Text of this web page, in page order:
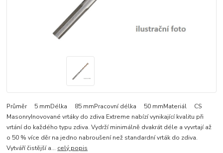
Průměr 5 mmDélka 85 mmPracovní délka 50 mmMateriál CS
MasonryInovované vrtáky do zdiva Extreme nabízí vynikající kvalitu při
vrtání do každého typu zdiva. Vydrží minimálně dvakrát déle a vyvrtají až
o 50 % více děr na jedno nabroušení než standardní vrták do zdiva.
Vytváří čistější a... celý popis